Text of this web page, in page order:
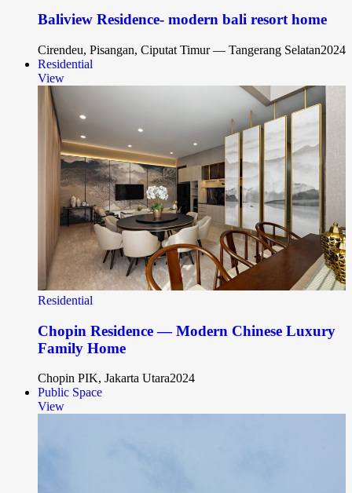
Baliview Residence- modern bali resort home
Cirendeu, Pisangan, Ciputat Timur — Tangerang Selatan2024
Residential
View
Residential
Chopin Residence — Modern Chinese Luxury
Family Home
Chopin PIK, Jakarta Utara2024
Public Space
View